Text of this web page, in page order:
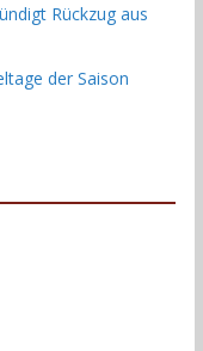
Rückzug aus
der Saison